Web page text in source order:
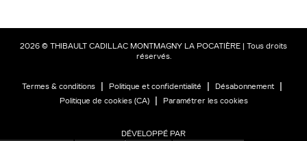
2026 © THIBAULT CADILLAC MONTMAGNY LA POCATIÈRE | Tous droits
réservés.
Termes & conditions | Politique et confidentialité | Désabonnement |
Politique de cookies (CA)| Paramétrer les cookies
DÉVELOPPÉ PAR